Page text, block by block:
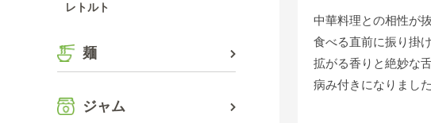
レトルト
麺
ジャム
中華料理との相性が
食べる直前に振り掛
拡がる香りと絶妙な
病み付きになりまし